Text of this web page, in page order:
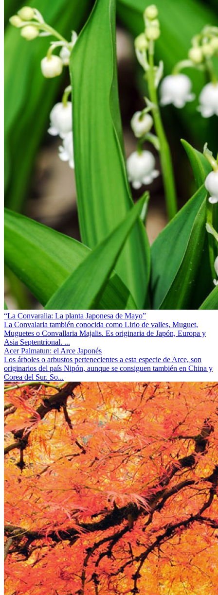
“La Convaralia: La planta Japonesa de Mayo”
La Convalaria también conocida como Lirio de valles, Muguet,
Muguetes o Convallaria Majalis. Es originaria de Japón, Europa y
Asia Septentrional. ...
Acer Palmatun: el Arce Japonés
Los árboles o arbustos pertenecientes a esta especie de Arce, son
originarios del país Nipón, aunque se consiguen también en China y
Corea del Sur. So...